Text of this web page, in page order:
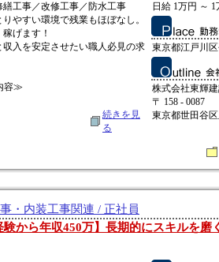
繕工事／改修工事／防水工事
やすい環境で残業もほぼなし。
げます！
収入を安定させたい職人必見の求
容≫
続きを見
る
日給 1万円 ～ 1
東京都江戸川
株式会社東輝
〒 158 - 0087
東京都世田谷
・内装工事関連 / 正社員
験から年収450万】長期的にスキルを磨